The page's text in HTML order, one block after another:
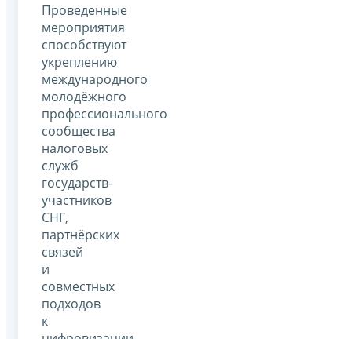
Проведенные
мероприятия
способствуют
укреплению
международного
молодёжного
профессионального
сообщества
налоговых
служб
государств-
участников
СНГ,
партнёрских
связей
и
совместных
подходов
к